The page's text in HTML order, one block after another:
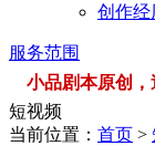
创作经
服务范围
小品剧本原创，
短视频
当前位置： 首页 >